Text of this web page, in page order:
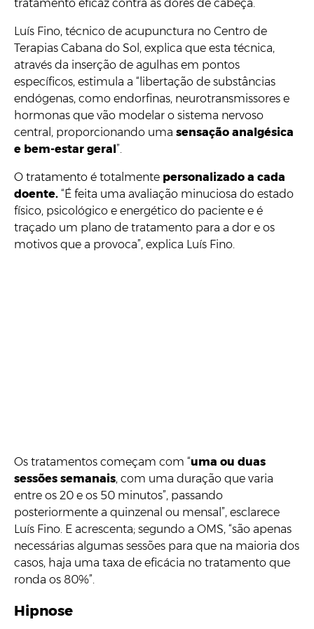
tratamento eficaz contra as dores de cabeça.
Luís Fino, técnico de acupunctura no Centro de
Terapias Cabana do Sol, explica que esta técnica,
através da inserção de agulhas em pontos
específicos, estimula a “libertação de substâncias
endógenas, como endorfinas, neurotransmissores e
hormonas que vão modelar o sistema nervoso
central, proporcionando uma sensação analgésica
e bem-estar geral”.
O tratamento é totalmente personalizado a cada
doente. “É feita uma avaliação minuciosa do estado
físico, psicológico e energético do paciente e é
traçado um plano de tratamento para a dor e os
motivos que a provoca”, explica Luís Fino.
Os tratamentos começam com “uma ou duas
sessões semanais, com uma duração que varia
entre os 20 e os 50 minutos”, passando
posteriormente a quinzenal ou mensal”, esclarece
Luís Fino. E acrescenta; segundo a OMS, “são apenas
necessárias algumas sessões para que na maioria dos
casos, haja uma taxa de eficácia no tratamento que
ronda os 80%”.
Hipnose